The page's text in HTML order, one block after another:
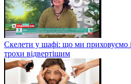
Скелети у шафі: що ми приховуємо
трохи відвертішим